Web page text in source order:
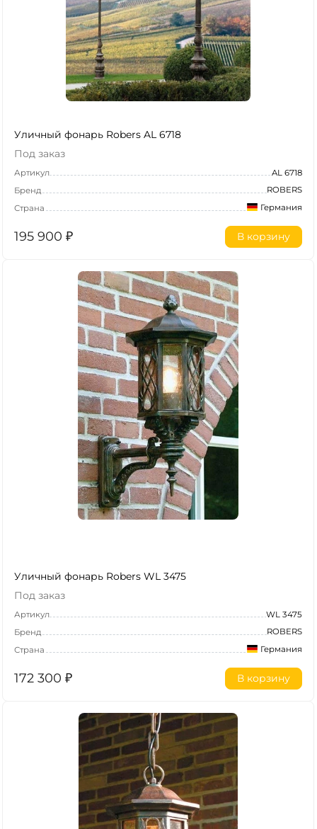
Уличный фонарь Robers AL 6718
Под заказ
Артикул
AL 6718
Бренд
ROBERS
Страна
Германия
195 900 ₽ В корзину
Уличный фонарь Robers WL 3475
Под заказ
Артикул
WL 3475
Бренд
ROBERS
Страна
Германия
172 300 ₽ В корзину